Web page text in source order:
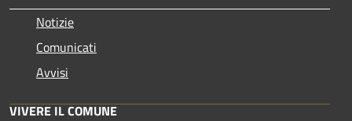
Notizie
Comunicati
Avvisi
VIVERE IL COMUNE